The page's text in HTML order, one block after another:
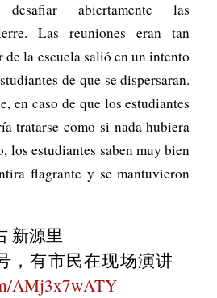
abiertamente las
Las reuniones eran tan
de la escuela salió en un intento
de que se dispersaran.
en caso de que los estudiantes
tratarse como si nada hubiera
los estudiantes saben muy bien
flagrante y se mantuvieron
新源里
，有市民在现场演讲
AMj3x7wATY